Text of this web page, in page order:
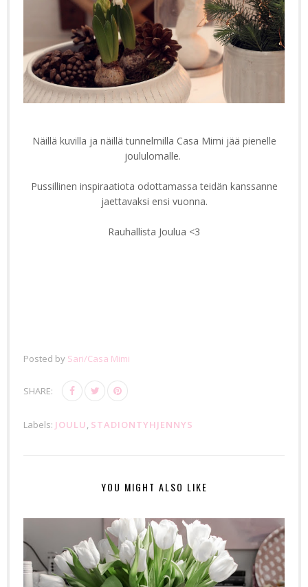
Näillä kuvilla ja näillä tunnelmilla Casa Mimi jää pienelle
joululomalle.
Pussillinen inspiraatiota odottamassa teidän kanssanne
jaettavaksi ensi vuonna.
Rauhallista Joulua <3
Posted by Sari/Casa Mimi
SHARE:
Labels: JOULU STADIONTYHJENNYS
YOU MIGHT ALSO LIKE